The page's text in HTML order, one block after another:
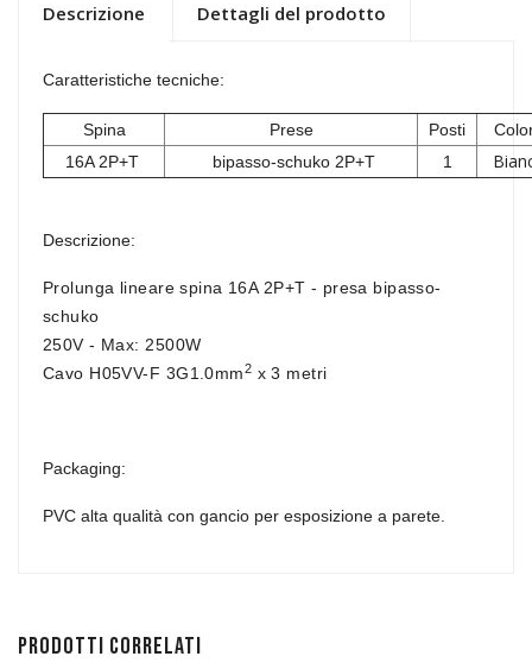
Descrizione Dettagli del prodotto
Caratteristiche tecniche:
Spina Prese Posti
16A 2P+T
bipasso-schuko 2P+T 1
Descrizione:
Prolunga lineare spina 16A 2P+T - presa bipasso-
schuko
250V - Max: 2500W
Cavo H05VV-F 3G1.0mm2 x 3 metri
Packaging:
PVC alta qualità con gancio per esposizione a parete.
Prodotti correlati